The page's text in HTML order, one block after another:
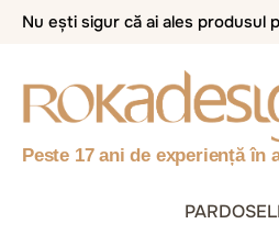
Nu ești sigur că ai ales produsul
Peste 17 ani de experiență în
PARDOSELI